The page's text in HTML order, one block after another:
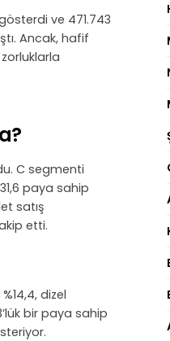
ve 471.743
Ancak, hafif
C segmenti
paya sahip
satış
etti.
dizel
bir paya sahip